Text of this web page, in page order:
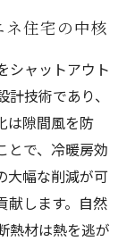
住宅の中核
シャットアウト
技術であり、
は隙間風を防
とで、冷暖房効
大幅な削減が可
献します。自然
熱材は熱を逃が